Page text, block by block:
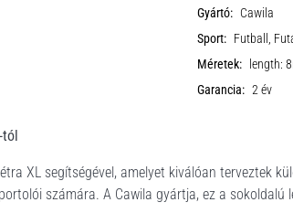
Gyártó: Cawila
Sport: Futball,
Méretek:
length:
Garancia: 2 év
tól
XL segítségével, amelyet kiválóan terveztek
számára. A Cawila gyártja, ez a sokoldalú